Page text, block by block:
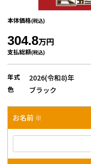
本体価格(税込)
304.8万円
支払総額(税込)
年式 2026(令和8)年
色 ブラック
お名前 ※